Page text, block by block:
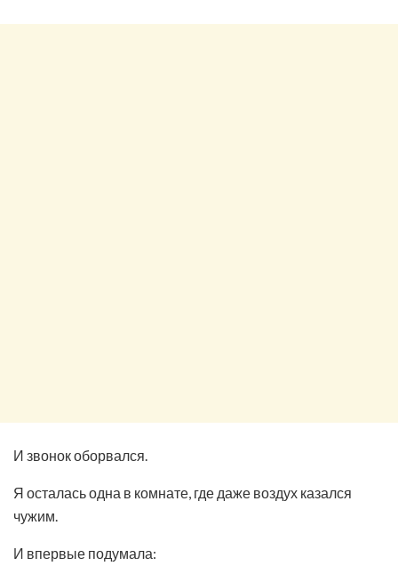
И звонок оборвался.
Я осталась одна в комнате, где даже воздух казался
чужим.
И впервые подумала: